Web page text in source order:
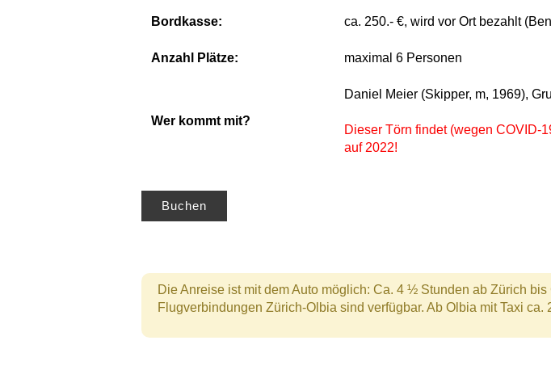
Bordkasse: ca. 250.- €, wird vor Ort bezahlt
Anzahl Plätze: maximal 6 Personen
Wer kommt mit?
Daniel Meier (Skipper, m, 1969),
Dieser Törn findet (wegen COVID-
auf 2022!
Buchen
Die Anreise ist mit dem Auto möglich: Ca. 4 ½ Stunden ab Zürich
Flugverbindungen Zürich-Olbia sind verfügbar. Ab Olbia mit Taxi